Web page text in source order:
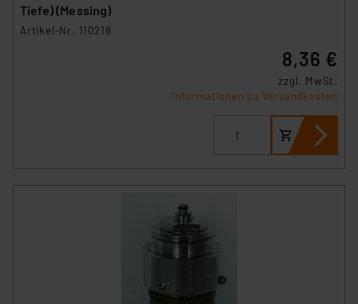
Tiefe) (Messing)
Artikel-Nr. 110218
8,36 €
zzgl. MwSt.
Informationen zu Versandkosten